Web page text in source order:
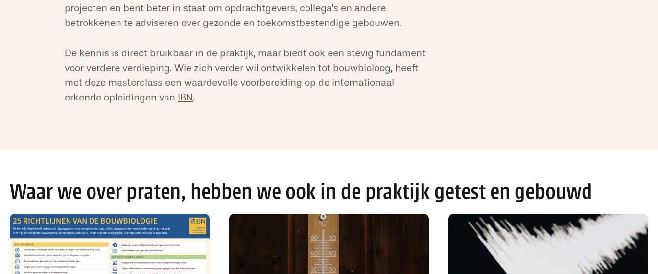
projecten en bent beter in staat om opdrachtgevers, collega's en andere
betrokkenen te adviseren over gezonde en toekomstbestendige gebouwen.
De kennis is direct bruikbaar in de praktijk, maar biedt ook een stevig fundament
voor verdere verdieping. Wie zich verder wil ontwikkelen tot bouwbioloog, heeft
met deze masterclass een waardevolle voorbereiding op de internationaal
erkende opleidingen van IBN.
Waar we over praten, hebben we ook in de praktijk getest en gebouwd